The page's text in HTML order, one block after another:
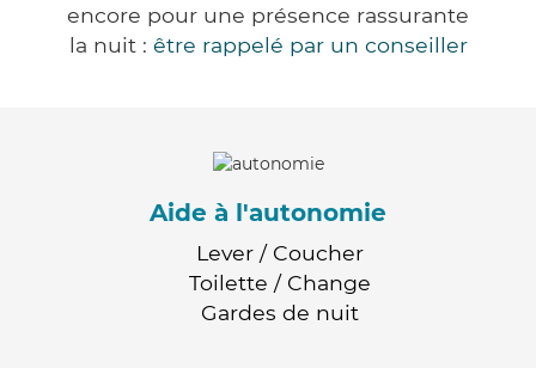
encore pour une présence rassurante
la nuit : être rappelé par un conseiller
Aide à l'autonomie
Lever / Coucher
Toilette / Change
Gardes de nuit